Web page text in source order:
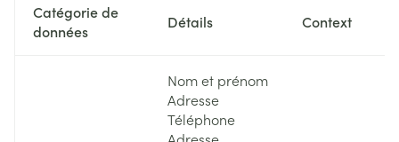
Catégorie de
données
Détails Context
Nom et prénom
Adresse
Téléphone
Adresse